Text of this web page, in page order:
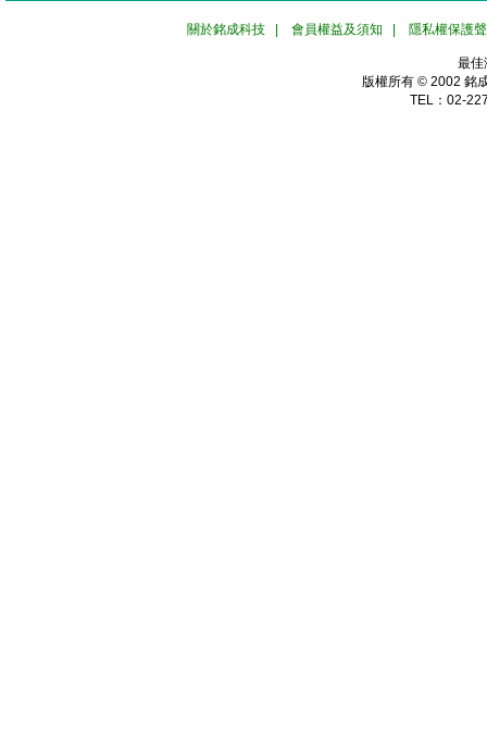
關於銘成科技 會員權益及須知 隱私權保護
最佳
版權所有 © 2002 銘
TEL：02-